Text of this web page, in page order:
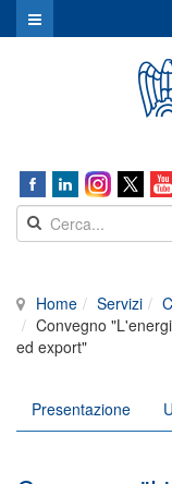
Home Servizi
Convegno
ed export"
Presentazione